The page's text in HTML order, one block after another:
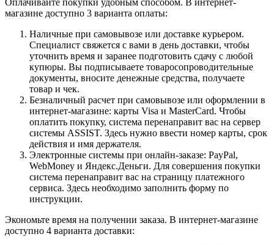
магазине доступно 3 варианта оплаты:
Наличные при самовывозе или доставке курьером.
Специалист свяжется с вами в день доставки, чтобы
уточнить время и заранее подготовить сдачу с любой
купюры. Вы подписываете товаросопроводительные
документы, вносите денежные средства, получаете
товар и чек.
Безналичный расчет при самовывозе или оформлении в
интернет-магазине: карты Visa и MasterCard. Чтобы
оплатить покупку, система перенаправит вас на сервер
системы ASSIST. Здесь нужно ввести номер карты, срок
действия и имя держателя.
Электронные системы при онлайн-заказе: PayPal,
WebMoney и Яндекс.Деньги. Для совершения покупки
система перенаправит вас на страницу платежного
сервиса. Здесь необходимо заполнить форму по
инструкции.
Экономьте время на получении заказа. В интернет-магазине
доступно 4 варианта доставки: